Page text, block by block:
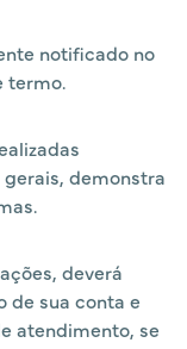
notificado no
termo.
demonstra
deverá
de sua conta e
atendimento, se